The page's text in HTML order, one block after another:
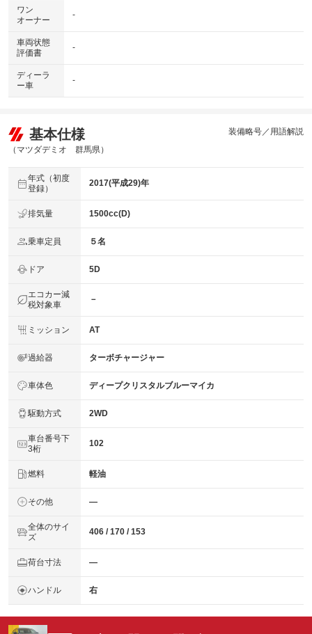
ワン
オーナー
-
車両状態
評価書
-
ディーラ
ー車
-
基本仕様
（マツダデミオ 群馬県）
装備略号／用語解説
年式（初度
登録）
2017(平成29)年
排気量 1500cc(D)
乗車定員 ５名
ドア 5D
エコカー減
税対象車
－
ミッション AT
過給器 ターボチャージャー
車体色 ディープクリスタルブルーマイカ
駆動方式 2WD
車台番号下
3桁
102
燃料 軽油
その他 ―
全体のサイ
ズ
406 / 170 / 153
荷台寸法 ―
ハンドル 右